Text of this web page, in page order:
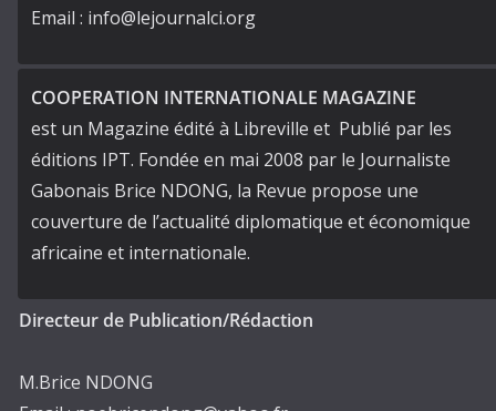
Email : info@lejournalci.org
COOPERATION INTERNATIONALE MAGAZINE
est un Magazine édité à Libreville et Publié par les
éditions IPT. Fondée en mai 2008 par le Journaliste
Gabonais Brice NDONG, la Revue propose une
couverture de l’actualité diplomatique et économique
africaine et internationale.
Directeur de Publication/Rédaction
M.Brice NDONG